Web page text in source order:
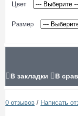
Цвет
Размер
В закладки В
0 отзывов / Написать